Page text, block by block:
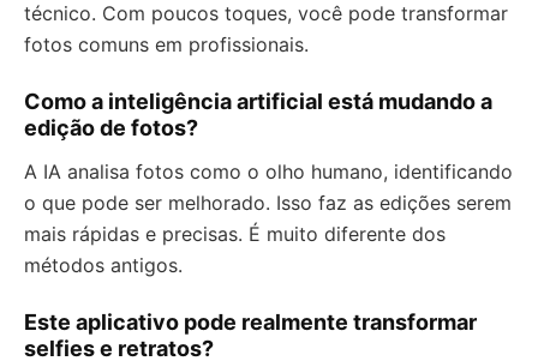
técnico. Com poucos toques, você pode transformar
fotos comuns em profissionais.
Como a inteligência artificial está mudando a
edição de fotos?
A IA analisa fotos como o olho humano, identificando
o que pode ser melhorado. Isso faz as edições serem
mais rápidas e precisas. É muito diferente dos
métodos antigos.
Este aplicativo pode realmente transformar
selfies e retratos?